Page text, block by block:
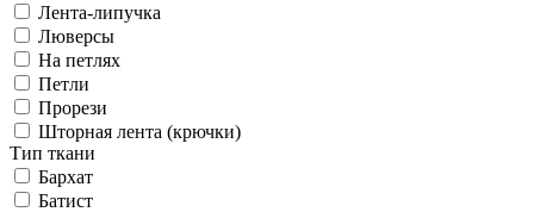
Лента-липучка
Люверсы
На петлях
Петли
Прорези
Шторная лента (крючки)
Тип ткани
Бархат
Батист